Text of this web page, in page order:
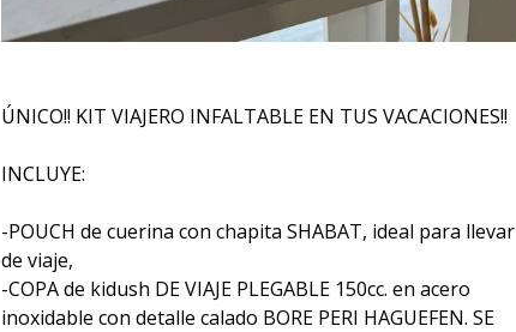
ÚNICO!! KIT VIAJERO INFALTABLE EN TUS VACACIONES!!
INCLUYE:
-POUCH de cuerina con chapita SHABAT, ideal para llevar
de viaje,
-COPA de kidush DE VIAJE PLEGABLE 150cc. en acero
inoxidable con detalle calado BORE PERI HAGUEFEN. SE